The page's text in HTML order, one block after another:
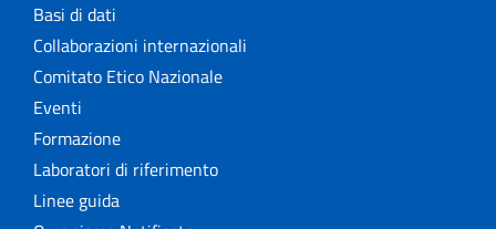
Basi di dati
Collaborazioni internazionali
Comitato Etico Nazionale
Eventi
Formazione
Laboratori di riferimento
Linee guida